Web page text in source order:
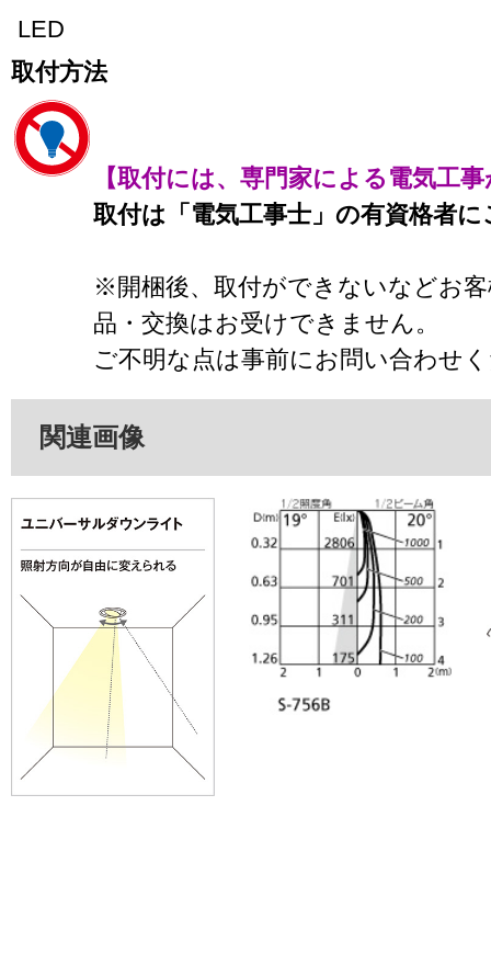
LED
取付方法
【取付には、専門家による電気工
取付は「電気工事士」の有資格者
※開梱後、取付ができないなどお
品・交換はお受けできません。
ご不明な点は事前にお問い合わせ
関連画像